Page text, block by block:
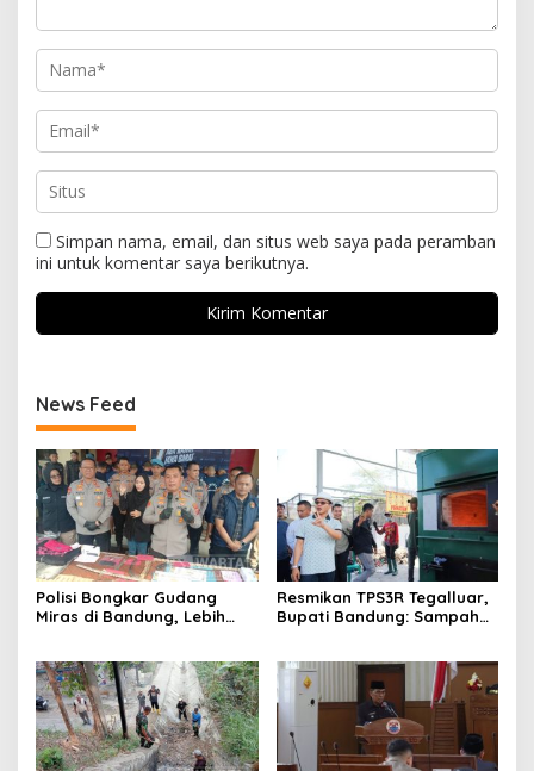
Simpan nama, email, dan situs web saya pada peramban
ini untuk komentar saya berikutnya.
News Feed
Polisi Bongkar Gudang
Miras di Bandung, Lebih
Resmikan TPS3R Tegalluar,
Bupati Bandung: Sampah